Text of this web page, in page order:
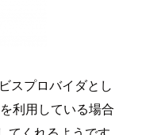
スプロバイダとし
利用している場合